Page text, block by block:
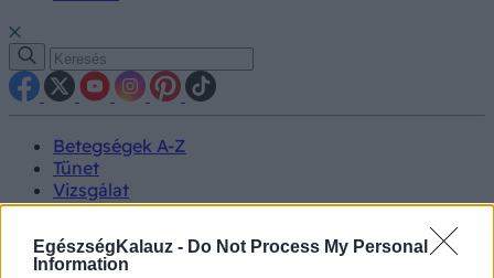
EgészségKalauz - Do Not Process My Personal
Information
Betegségek A-Z
Tünet
Vizsgálat
Kezelés
Életmódváltás
Kutatás